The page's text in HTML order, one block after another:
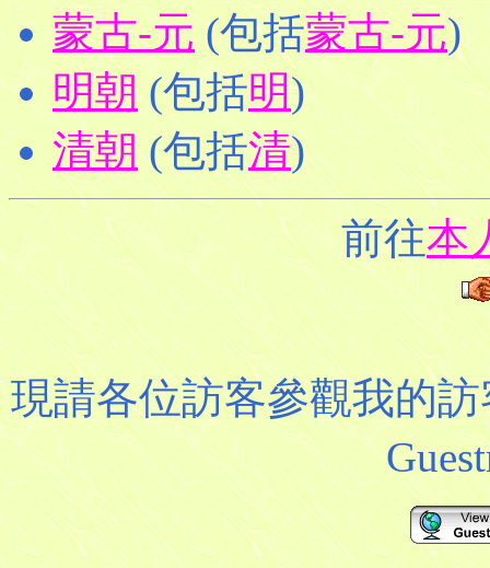
蒙古-元(包括蒙古-元)
明朝(包括明)
清朝(包括清)
前往本
現請各位訪客參觀我的